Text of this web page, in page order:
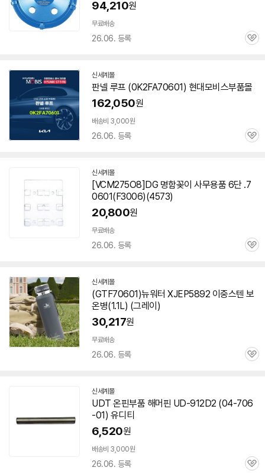
94,210원
무료배송
26.06. 등록
관
신세계몰
판넬 루프 (0K2FA70601) 현대모비스부품몰
162,050원
배송비 3,000원
26.06. 등록
관
신세계몰
[VCM275O8]DG 명함꽂이 사무용품 6단 .7
0601(F3006)(4573)
20,800원
무료배송
26.06. 등록
관
신세계몰
(GTF70601)뉴워터 XJEP5892 이중스텐 보
온병(1.1L) (그레이)
30,217원
무료배송
26.06. 등록
관
신세계몰
UDT 온핀부품 해머핀 UD-912D2 (04-706
-01) 유디티
6,520원
배송비 3,000원
26.06. 등록
관